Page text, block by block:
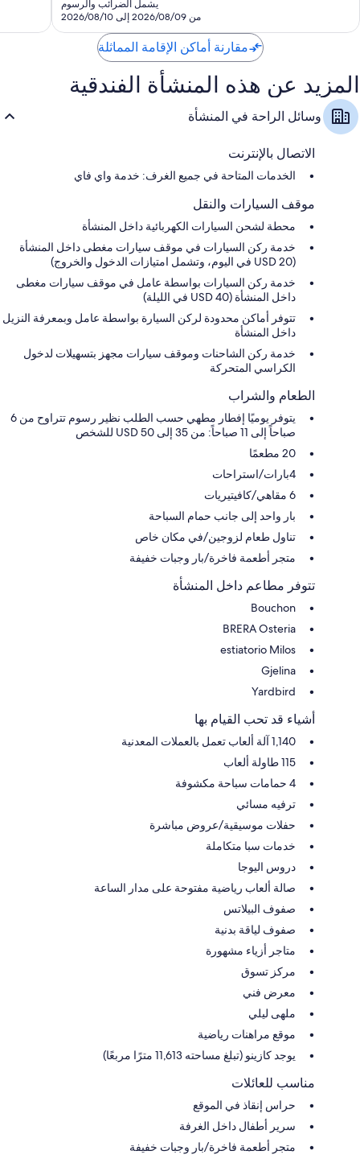
المحمول وتكييف. يُعطي النزلاء تقييمات عالية فيما يتعلق بكل من نظافة غرف
النزلاء وراحة الغرف في المنشأة الفندقية.
تشمل اللوازم المتوفرة في جميع الغرفة الأخرى:
تدوير المخلفات ومصابيح إضاءة LED
حمامات مزودة بمستلزمات للعناية الشخصية صديقة للبيئة وحوض استحمام
عميق
تلفزيونات بشاشة عالية الوضوح 46-بوصة مزودة بقنوات بريميوم
دواليب/خزائن ملابس، ومناطق جلوس منفصلة، وأسرّة أطفال مجانية
AED
467
يشمل الضرائب والرسوم
من 2026/08/09 إلى 2026/08/10
مقارنة أماكن الإقامة المماثلة
المزيد عن هذه المنشأة الفندقية
وسائل الراحة في المنشأة
الاتصال بالإنترنت
الخدمات المتاحة في جميع الغرف: خدمة واي فاي
موقف السيارات والنقل
محطة لشحن السيارات الكهربائية داخل المنشأة
خدمة ركن السيارات في موقف سيارات مغطى داخل المنشأة
(USD 20 في اليوم، وتشمل امتيازات الدخول والخروج)
خدمة ركن السيارات بواسطة عامل في موقف سيارات مغطى
داخل المنشأة (USD 40 في الليلة)
تتوفر أماكن محدودة لركن السيارة بواسطة عامل وبمعرفة النزيل
داخل المنشأة
خدمة ركن الشاحنات وموقف سيارات مجهز بتسهيلات لدخول
الكراسي المتحركة
الطعام والشراب
يتوفر يوميًا إفطار مطهي حسب الطلب نظير رسوم تتراوح من 6
صباحاً إلى 11 صباحاً: من 35 إلى 50 USD للشخص
20 مطعمًا
4بارات/استراحات
6 مقاهي/كافيتيريات
بار واحد إلى جانب حمام السباحة
تناول طعام لزوجين/في مكان خاص
متجر أطعمة فاخرة/بار وجبات خفيفة
تتوفر مطاعم داخل المنشأة
Bouchon
BRERA Osteria
estiatorio Milos
Gjelina
Yardbird
أشياء قد تحب القيام بها
1,140 آلة ألعاب تعمل بالعملات المعدنية
115 طاولة ألعاب
4 حمامات سباحة مكشوفة
ترفيه مسائي
حفلات موسيقية/عروض مباشرة
خدمات سبا متكاملة
دروس اليوجا
صالة ألعاب رياضية مفتوحة على مدار الساعة
صفوف البيلاتس
صفوف لياقة بدنية
متاجر أزياء مشهورة
مركز تسوق
معرض فني
ملهى ليلي
موقع مراهنات رياضية
يوجد كازينو (تبلغ مساحته 11,613 مترًا مربعًا)
مناسب للعائلات
حراس إنقاذ في الموقع
سرير أطفال داخل الغرفة
متجر أطعمة فاخرة/بار وجبات خفيفة